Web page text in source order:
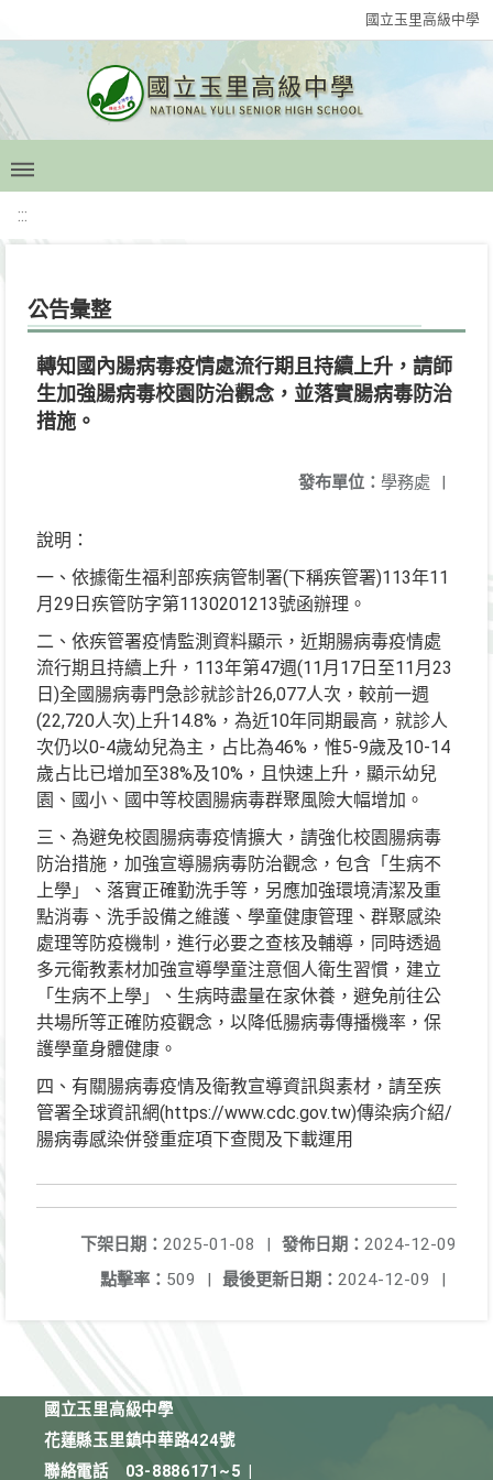
國立玉里高級中學
:::
公告彙整
轉知國內腸病毒疫情處流行期且持續上升，請師
生加強腸病毒校園防治觀念，並落實腸病毒防治
措施。
發布單位： 學務處 |
說明：
一、依據衛生福利部疾病管制署(下稱疾管署)113年11
月29日疾管防字第1130201213號函辦理。
二、依疾管署疫情監測資料顯示，近期腸病毒疫情處
流行期且持續上升，113年第47週(11月17日至11月23
日)全國腸病毒門急診就診計26,077人次，較前一週
(22,720人次)上升14.8%，為近10年同期最高，就診人
次仍以0-4歲幼兒為主，占比為46%，惟5-9歲及10-14
歲占比已增加至38%及10%，且快速上升，顯示幼兒
園、國小、國中等校園腸病毒群聚風險大幅增加。
三、為避免校園腸病毒疫情擴大，請強化校園腸病毒
防治措施，加強宣導腸病毒防治觀念，包含「生病不
上學」、落實正確勤洗手等，另應加強環境清潔及重
點消毒、洗手設備之維護、學童健康管理、群聚感染
處理等防疫機制，進行必要之查核及輔導，同時透過
多元衛教素材加強宣導學童注意個人衛生習慣，建立
「生病不上學」、生病時盡量在家休養，避免前往公
共場所等正確防疫觀念，以降低腸病毒傳播機率，保
護學童身體健康。
四、有關腸病毒疫情及衛教宣導資訊與素材，請至疾
管署全球資訊網(https://www.cdc.gov.tw)傳染病介紹/
腸病毒感染併發重症項下查閱及下載運用
發佈日期： 2024-12-09
下架日期： 2025-01-08
|
最後更新日期： 2024-12-09 |
點擊率： 509 |
國立玉里高級中學
花蓮縣玉里鎮中華路424號
聯絡電話
03-8886171~5